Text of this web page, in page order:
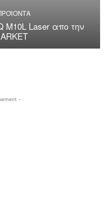
M10L Laser απo την
-